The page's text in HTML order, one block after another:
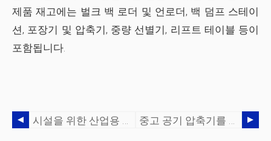
제품 재고에는 벌크 백 로더 및 언로더, 백 덤프 스테이
션, 포장기 및 압축기, 중량 선별기, 리프트 테이블 등이
포함됩니다.
시설을 위한 산업용 진공 시스템 선택 지침 중고 공기 압축기를 구입할 때 고려해야 할 사항